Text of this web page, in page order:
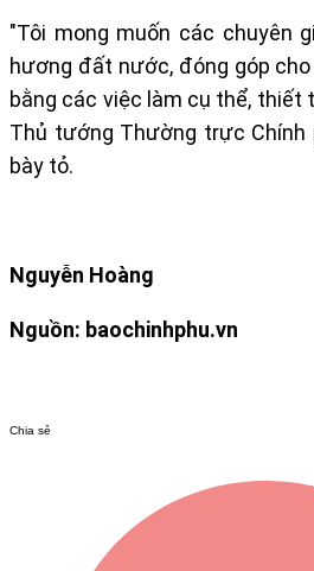
"Tôi mong muốn các chuyên
hương đất nước, đóng góp
bằng các việc làm cụ thể, thiết
Thủ tướng Thường trực Chính
bày tỏ.
Nguyễn Hoàng
Nguồn: baochinhphu.vn
Chia sẻ